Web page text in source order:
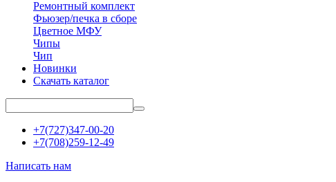
Ремонтный комплект
Фьюзер/печка в сборе
Цветное МФУ
Чипы
Чип
Новинки
Скачать каталог
+7(727)347-00-20
+7(708)259-12-49
Написать нам